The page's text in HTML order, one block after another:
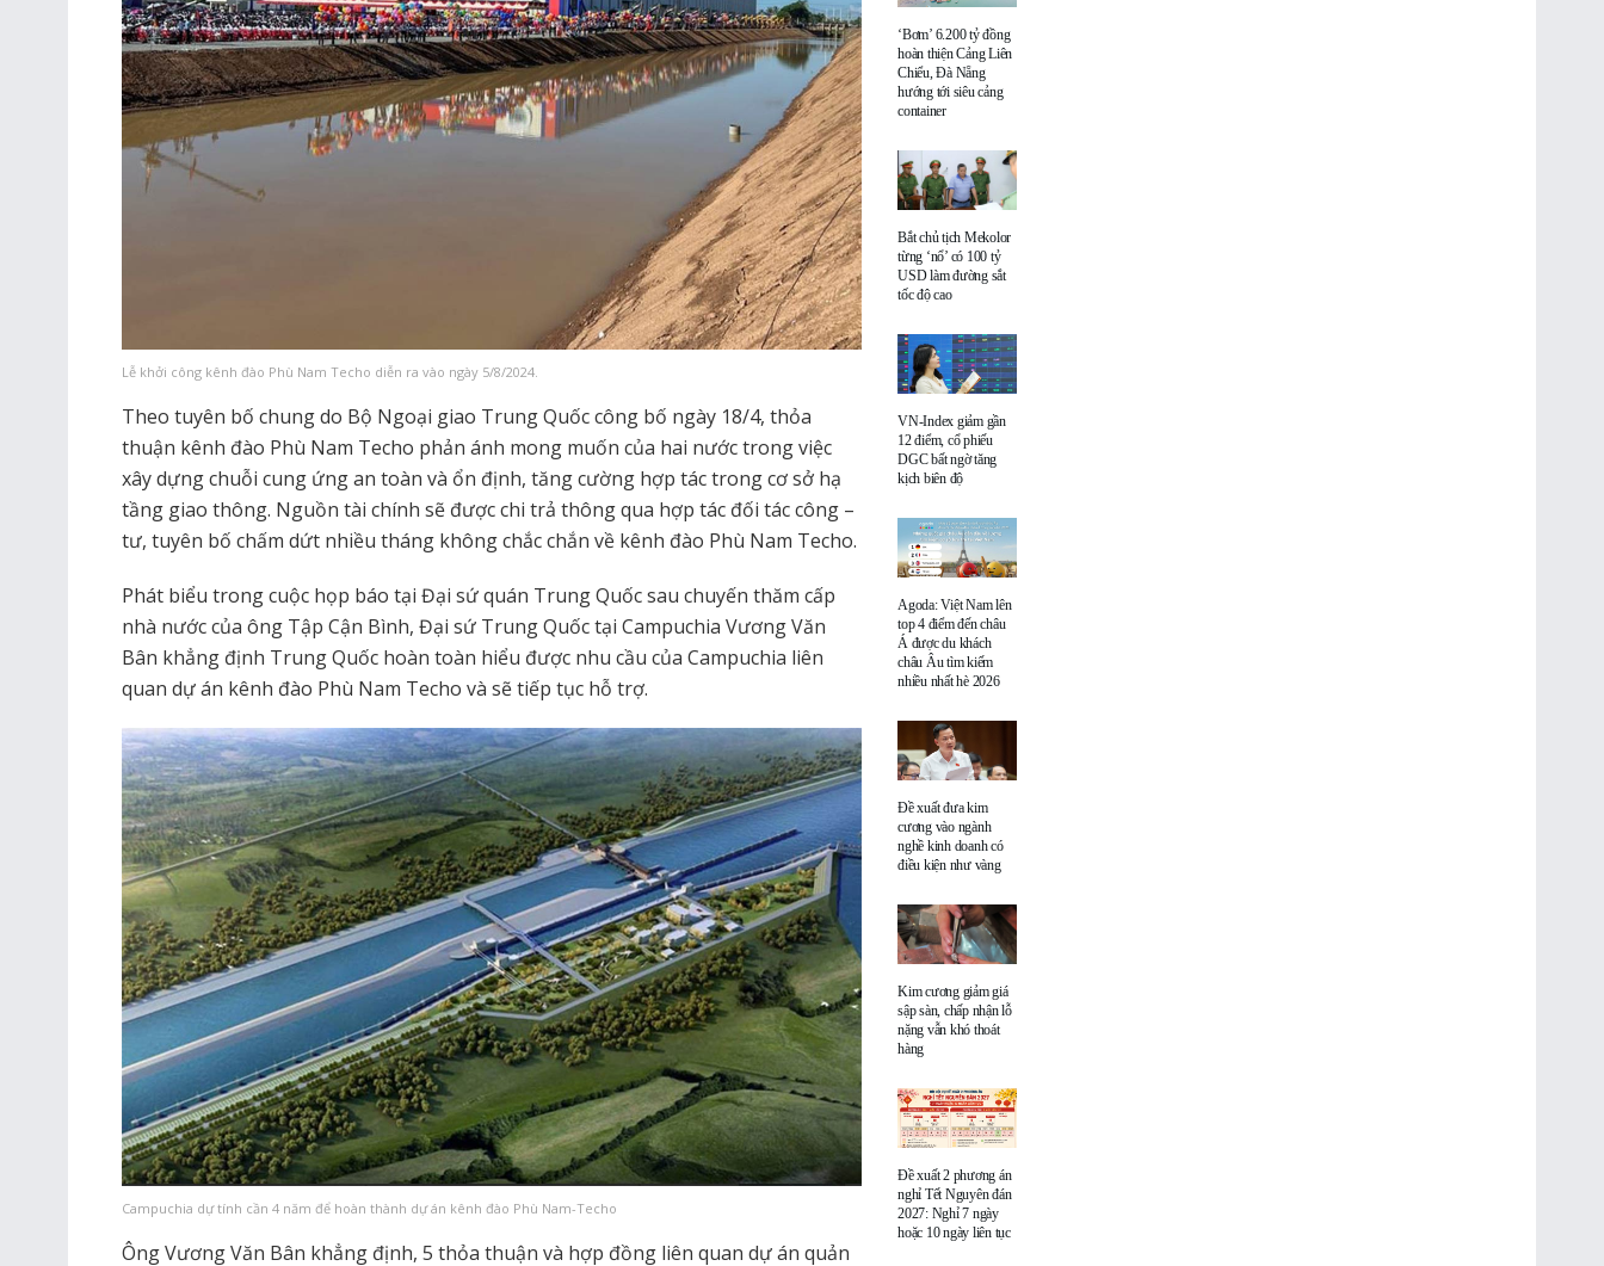
Lễ khởi công kênh đào Phù Nam Techo diễn ra vào ngày 5/8/2024.
Theo tuyên bố chung do Bộ Ngoại giao Trung Quốc công bố ngày 18/4, thỏa
thuận kênh đào Phù Nam Techo phản ánh mong muốn của hai nước trong việc
xây dựng chuỗi cung ứng an toàn và ổn định, tăng cường hợp tác trong cơ sở hạ
tầng giao thông. Nguồn tài chính sẽ được chi trả thông qua hợp tác đối tác công –
tư, tuyên bố chấm dứt nhiều tháng không chắc chắn về kênh đào Phù Nam Techo.
Phát biểu trong cuộc họp báo tại Đại sứ quán Trung Quốc sau chuyến thăm cấp
nhà nước của ông Tập Cận Bình, Đại sứ Trung Quốc tại Campuchia Vương Văn
Bân khẳng định Trung Quốc hoàn toàn hiểu được nhu cầu của Campuchia liên
quan dự án kênh đào Phù Nam Techo và sẽ tiếp tục hỗ trợ.
Campuchia dự tính cần 4 năm để hoàn thành dự án kênh đào Phù Nam-Techo
Ông Vương Văn Bân khẳng định, 5 thỏa thuận và hợp đồng liên quan dự án quản
‘Bơm’ 6.200 tỷ đồng
hoàn thiện Cảng Liên
Chiểu, Đà Nẵng
hướng tới siêu cảng
container
Bắt chủ tịch Mekolor
từng ‘nổ’ có 100 tỷ
USD làm đường sắt
tốc độ cao
VN-Index giảm gần
12 điểm, cổ phiếu
DGC bất ngờ tăng
kịch biên độ
Agoda: Việt Nam lên
top 4 điểm đến châu
Á được du khách
châu Âu tìm kiếm
nhiều nhất hè 2026
Đề xuất đưa kim
cương vào ngành
nghề kinh doanh có
điều kiện như vàng
Kim cương giảm giá
sập sàn, chấp nhận lỗ
nặng vẫn khó thoát
hàng
Đề xuất 2 phương án
nghỉ Tết Nguyên đán
2027: Nghỉ 7 ngày
hoặc 10 ngày liên tục